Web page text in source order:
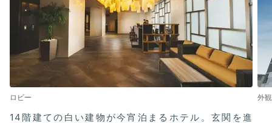
ロビー 外観
14階建ての白い建物が今宵泊まるホテル。玄関を進